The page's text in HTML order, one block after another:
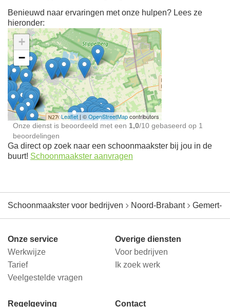
Benieuwd naar ervaringen met onze hulpen? Lees ze
hieronder:
Ontdek meer ervaringen
Schoonmaakster bij
jou in de buurt
+
−
Leaflet | ©OpenStreetMapcontributors
Onze dienst is beoordeeld met een 1,0/10 gebaseerd op 1
beoordelingen
Ga direct op zoek naar een schoonmaakster bij jou in de
buurt! Schoonmaakster aanvragen
Schoonmaakster voor bedrijven Noord-Brabant Gemert-
Onze service
Werkwijze
Tarief
Veelgestelde vragen
Overige diensten
Voor bedrijven
Ik zoek werk
Regelgeving Contact